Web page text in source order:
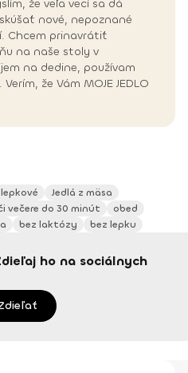
že veľa vecí sa dá
nové, nepoznané
Chcem prinavrátiť
na naše stoly v
na dedine, používam
že Vám MOJE JEDLO
Jedlá z mäsa
večere do 30 minút
obed
bez laktózy bez lepku
ho na sociálnych